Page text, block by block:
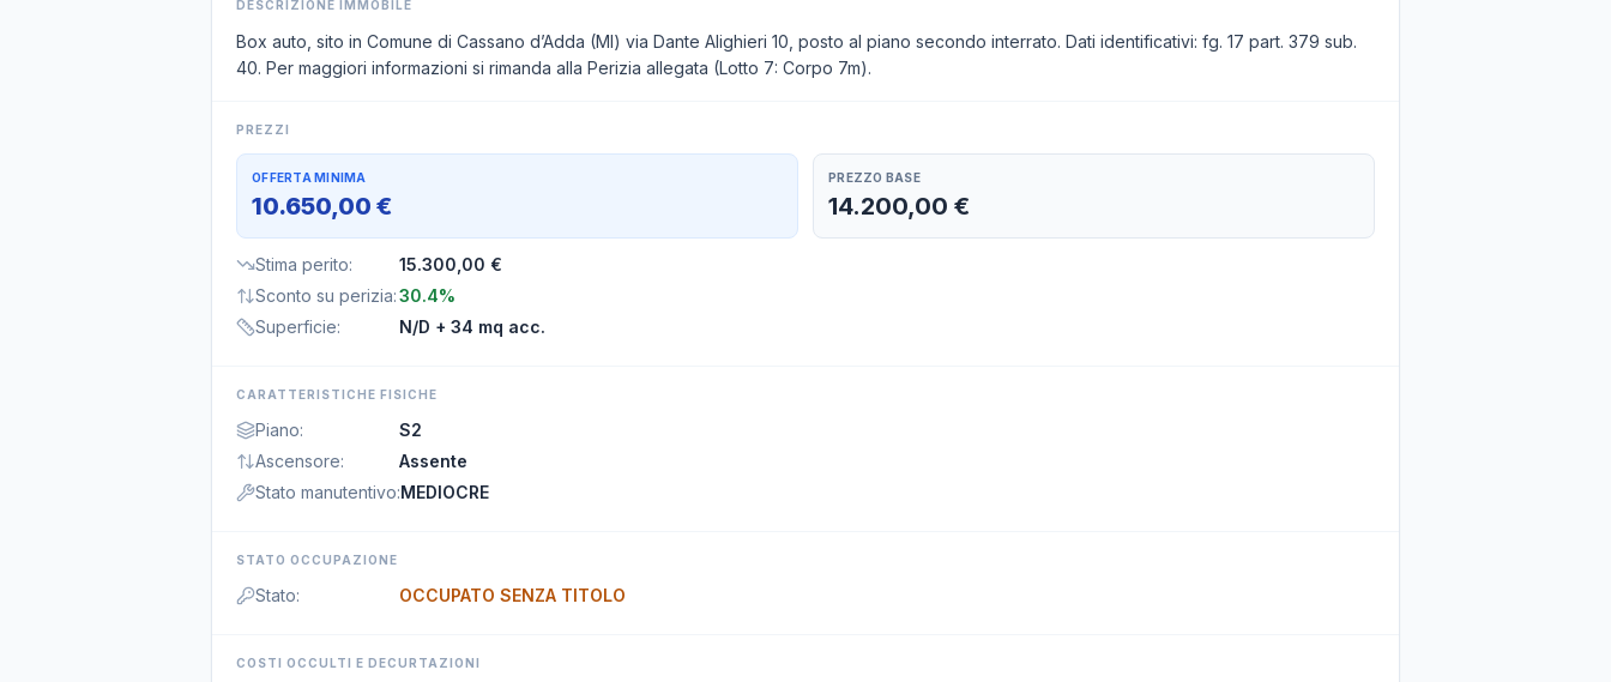
DESCRIZIONE IMMOBILE
Box auto, sito in Comune di Cassano d’Adda (MI) via Dante Alighieri 10, posto al piano secondo interrato. Dati identificativi: fg. 17 part. 379 sub.
40. Per maggiori informazioni si rimanda alla Perizia allegata (Lotto 7: Corpo 7m).
PREZZI
OFFERTA MINIMA
10.650,00 €
PREZZO BASE
14.200,00 €
Stima perito:
15.300,00 €
Sconto su perizia:30.4%
Superficie: N/D + 34 mq acc.
CARATTERISTICHE FISICHE
Piano:
S2
Ascensore:
Assente
Stato manutentivo:MEDIOCRE
STATO OCCUPAZIONE
Stato: OCCUPATO SENZA TITOLO
COSTI OCCULTI E DECURTAZIONI